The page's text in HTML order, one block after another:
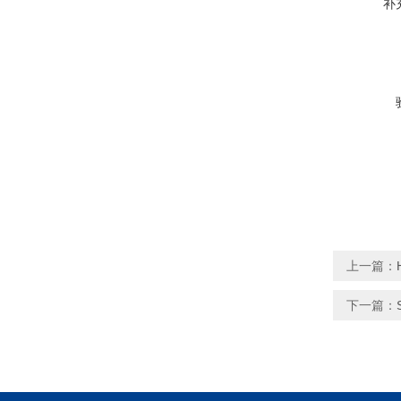
补
上一篇：
下一篇：